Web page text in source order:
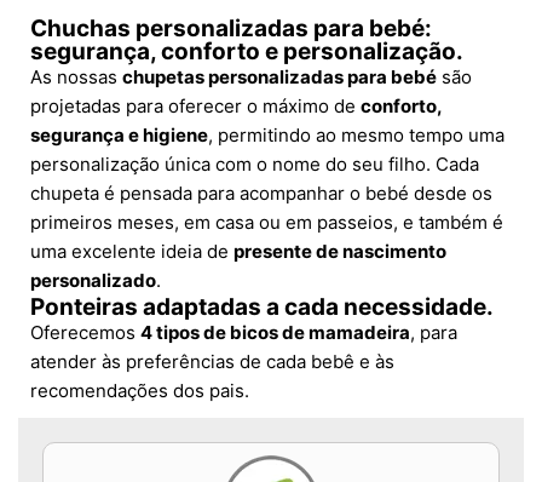
Chuchas personalizadas para bebé:
segurança, conforto e personalização.
As nossas chupetas personalizadas para bebé são
projetadas para oferecer o máximo de conforto,
segurança e higiene, permitindo ao mesmo tempo uma
personalização única com o nome do seu filho. Cada
chupeta é pensada para acompanhar o bebé desde os
primeiros meses, em casa ou em passeios, e também é
uma excelente ideia de presente de nascimento
personalizado.
Ponteiras adaptadas a cada necessidade.
Oferecemos 4 tipos de bicos de mamadeira, para
atender às preferências de cada bebê e às
recomendações dos pais.